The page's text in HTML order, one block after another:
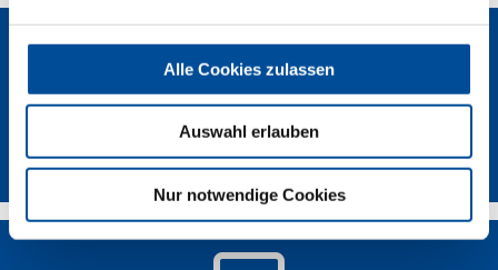
Alle Cookies zulassen
Auswahl erlauben
Nur notwendige Cookies
Newsletter